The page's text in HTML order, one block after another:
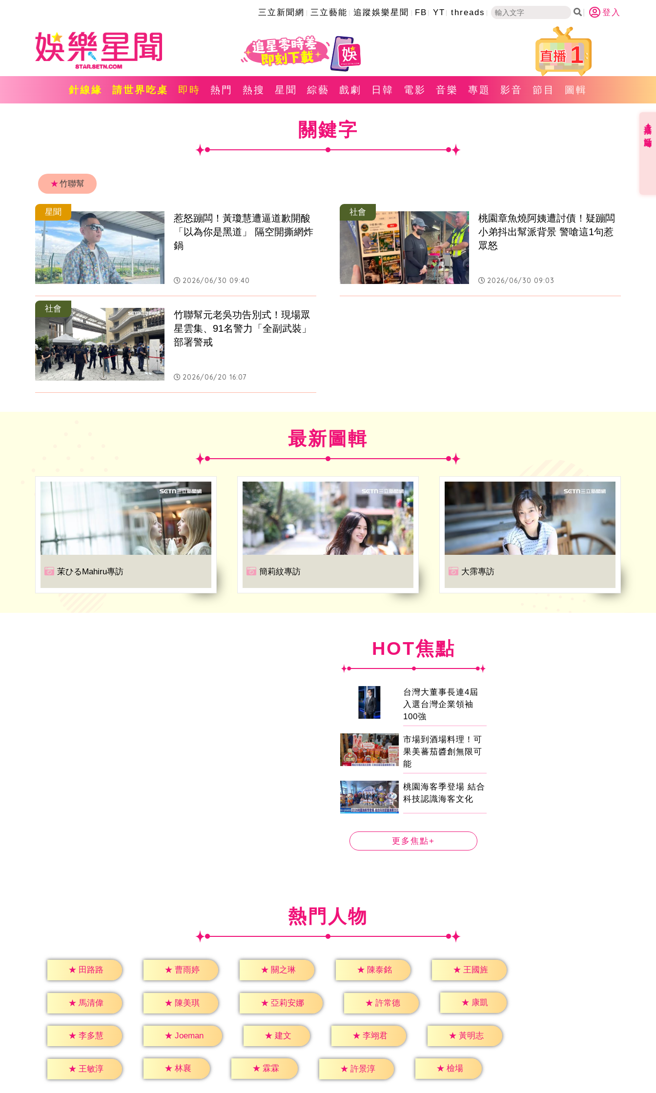
三立新聞網 三立藝能 追蹤娛樂星聞 FB YT threads 登入
1
針線緣 請世界吃桌 即時 熱門 熱搜 星聞 綜藝 戲劇 日韓 電影 音樂 專題 影音 節目 圖輯
關鍵字
★竹聯幫
星聞
惹怒蹦闆！黃瓊慧遭逼道歉開酸
「以為你是黑道」 隔空開撕網炸
鍋
2026/06/30 09:40
社會
桃園章魚燒阿姨遭討債！疑蹦闆
小弟抖出幫派背景 警嗆這1句惹
眾怒
2026/06/30 09:03
社會
竹聯幫元老吳功告別式！現場眾
星雲集、91名警力「全副武裝」
部署警戒
2026/06/20 16:07
最新圖輯
茉ひるMahiru專訪 簡莉紋專訪 大霈專訪
HOT焦點
台灣大董事長連4屆
入選台灣企業領袖
100強
市場到酒場料理！可
果美蕃茄醬創無限可
能
桃園海客季登場 結合
科技認識海客文化
更多焦點+
熱門人物
★ 田路路 ★ 曹雨婷 ★ 關之琳 ★ 陳泰銘 ★ 王國旌
★ 馬清偉 ★ 陳美琪 ★ 亞莉安娜 ★ 許常德 ★ 康凱
★ 李多慧 ★ Joeman ★ 建文 ★ 李翊君 ★ 黃明志
★ 王敏淳 ★ 林襄 ★ 霖霖 ★ 許景淳 ★ 檢場
直播✦活動